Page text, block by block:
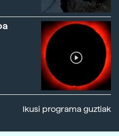
Ikusi programa guztiak